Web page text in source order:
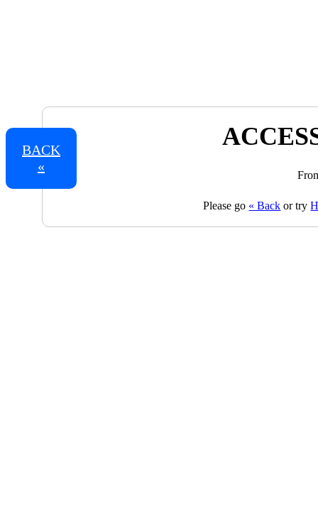
BACK
«
Please go « Back or try